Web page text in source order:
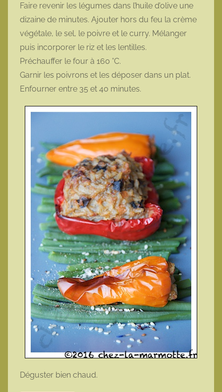
Faire revenir les légumes dans l’huile d’olive une
dizaine de minutes. Ajouter hors du feu la crème
végétale, le sel, le poivre et le curry. Mélanger
puis incorporer le riz et les lentilles.
Préchauffer le four à 160 °C.
Garnir les poivrons et les déposer dans un plat.
Enfourner entre 35 et 40 minutes.
Déguster bien chaud.